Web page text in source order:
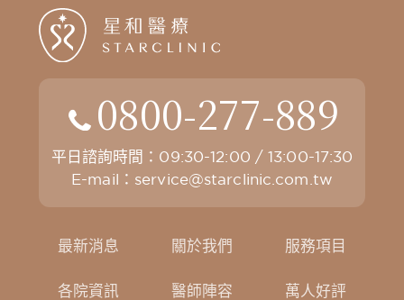
0800-277-889
平日諮詢時間：09:30-12:00 / 13:00-17:30
E-mail： service@starclinic.com.tw
最新消息 關於我們 服務項目
各院資訊 醫師陣容 萬人好評